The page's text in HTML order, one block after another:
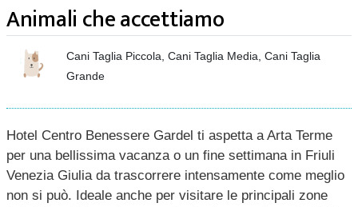
Animali che accettiamo
Cani Taglia Piccola, Cani Taglia Media, Cani Taglia
Grande
Hotel Centro Benessere Gardel ti aspetta a Arta Terme
per una bellissima vacanza o un fine settimana in Friuli
Venezia Giulia da trascorrere intensamente come meglio
non si può. Ideale anche per visitare le principali zone